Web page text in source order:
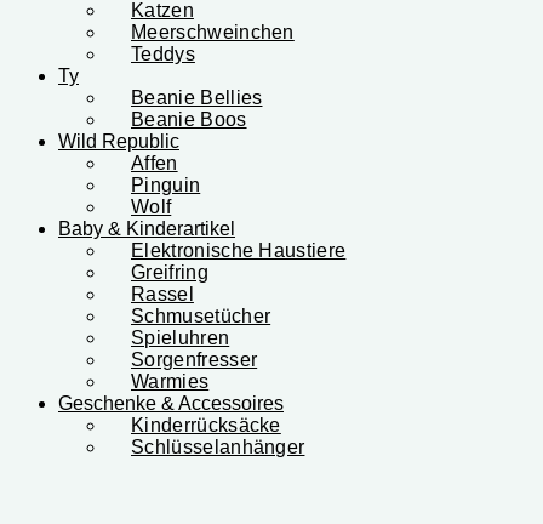
Katzen
Meerschweinchen
Teddys
Ty
Beanie Bellies
Beanie Boos
Wild Republic
Affen
Pinguin
Wolf
Baby & Kinderartikel
Elektronische Haustiere
Greifring
Rassel
Schmusetücher
Spieluhren
Sorgenfresser
Warmies
Geschenke & Accessoires
Kinderrücksäcke
Schlüsselanhänger